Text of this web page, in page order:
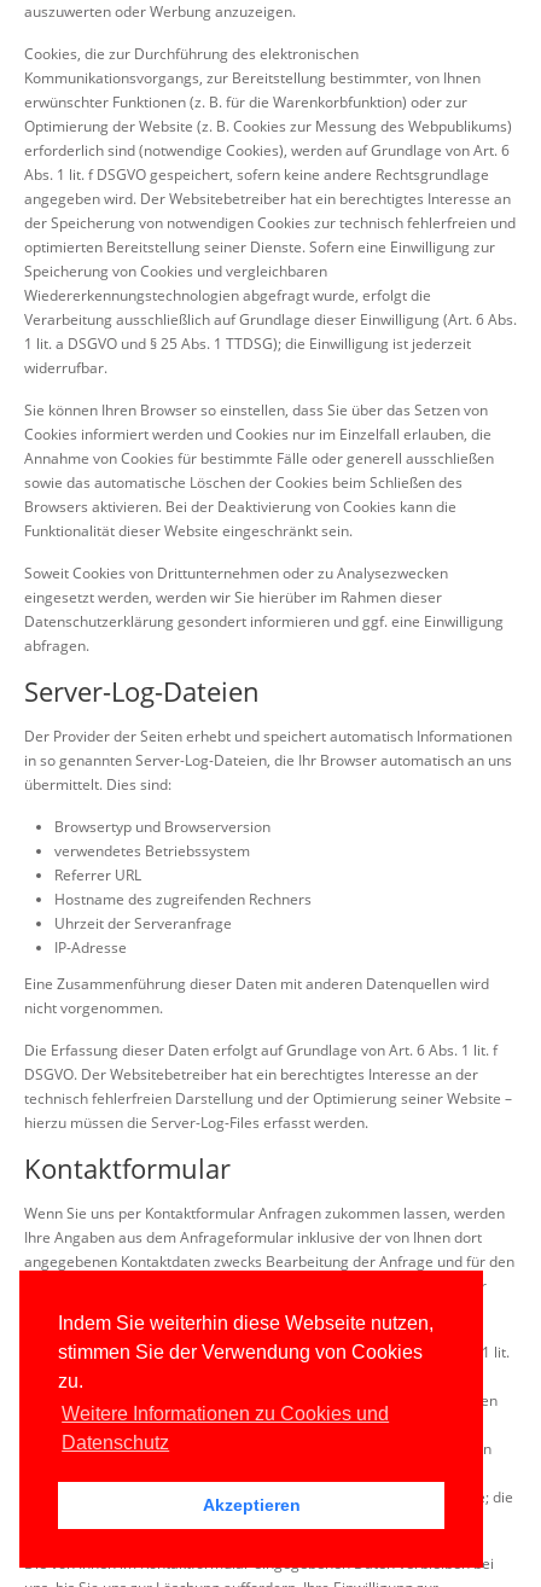
Indem Sie weiterhin diese Webseite nutzen,
stimmen Sie der Verwendung von Cookies
zu.
Weitere Informationen zu Cookies und
Datenschutz
Akzeptieren
auszuwerten oder Werbung anzuzeigen.
Cookies, die zur Durchführung des elektronischen
Kommunikationsvorgangs, zur Bereitstellung bestimmter, von Ihnen
erwünschter Funktionen (z. B. für die Warenkorbfunktion) oder zur
Optimierung der Website (z. B. Cookies zur Messung des Webpublikums)
erforderlich sind (notwendige Cookies), werden auf Grundlage von Art. 6
Abs. 1 lit. f DSGVO gespeichert, sofern keine andere Rechtsgrundlage
angegeben wird. Der Websitebetreiber hat ein berechtigtes Interesse an
der Speicherung von notwendigen Cookies zur technisch fehlerfreien und
optimierten Bereitstellung seiner Dienste. Sofern eine Einwilligung zur
Speicherung von Cookies und vergleichbaren
Wiedererkennungstechnologien abgefragt wurde, erfolgt die
Verarbeitung ausschließlich auf Grundlage dieser Einwilligung (Art. 6 Abs.
1 lit. a DSGVO und § 25 Abs. 1 TTDSG); die Einwilligung ist jederzeit
widerrufbar.
Sie können Ihren Browser so einstellen, dass Sie über das Setzen von
Cookies informiert werden und Cookies nur im Einzelfall erlauben, die
Annahme von Cookies für bestimmte Fälle oder generell ausschließen
sowie das automatische Löschen der Cookies beim Schließen des
Browsers aktivieren. Bei der Deaktivierung von Cookies kann die
Funktionalität dieser Website eingeschränkt sein.
Soweit Cookies von Drittunternehmen oder zu Analysezwecken
eingesetzt werden, werden wir Sie hierüber im Rahmen dieser
Datenschutzerklärung gesondert informieren und ggf. eine Einwilligung
abfragen.
Server-Log-Dateien
Der Provider der Seiten erhebt und speichert automatisch Informationen
in so genannten Server-Log-Dateien, die Ihr Browser automatisch an uns
übermittelt. Dies sind:
Browsertyp und Browserversion
verwendetes Betriebssystem
Referrer URL
Hostname des zugreifenden Rechners
Uhrzeit der Serveranfrage
IP-Adresse
Eine Zusammenführung dieser Daten mit anderen Datenquellen wird
nicht vorgenommen.
Die Erfassung dieser Daten erfolgt auf Grundlage von Art. 6 Abs. 1 lit. f
DSGVO. Der Websitebetreiber hat ein berechtigtes Interesse an der
technisch fehlerfreien Darstellung und der Optimierung seiner Website –
hierzu müssen die Server-Log-Files erfasst werden.
Kontaktformular
Wenn Sie uns per Kontaktformular Anfragen zukommen lassen, werden
Ihre Angaben aus dem Anfrageformular inklusive der von Ihnen dort
angegebenen Kontaktdaten zwecks Bearbeitung der Anfrage und für den
Fall von Anschlussfragen bei uns gespeichert. Diese Daten geben wir
Die Verarbeitung dieser Daten erfolgt auf Grundlage von Art. 6 Abs. 1 lit.
b DSGVO, sofern Ihre Anfrage mit der Erfüllung eines Vertrags
zusammenhängt oder zur Durchführung vorvertraglicher Maßnahmen
erforderlich ist. In allen übrigen Fällen beruht die Verarbeitung auf
unserem berechtigten Interesse an der effektiven Bearbeitung der an
Einwilligung (Art. 6 Abs. 1 lit. a DSGVO) sofern diese abgefragt wurde; die
Einwilligung ist jederzeit widerrufbar.
Die von Ihnen im Kontaktformular eingegebenen Daten verbleiben bei